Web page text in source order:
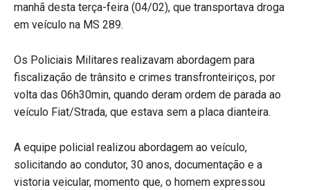
manhã desta terça-feira (04/02), que transportava droga
em veículo na MS 289.
Os Policiais Militares realizavam abordagem para
fiscalização de trânsito e crimes transfronteiriços, por
volta das 06h30min, quando deram ordem de parada ao
veículo Fiat/Strada, que estava sem a placa dianteira.
A equipe policial realizou abordagem ao veículo,
solicitando ao condutor, 30 anos, documentação e a
vistoria veicular, momento que, o homem expressou